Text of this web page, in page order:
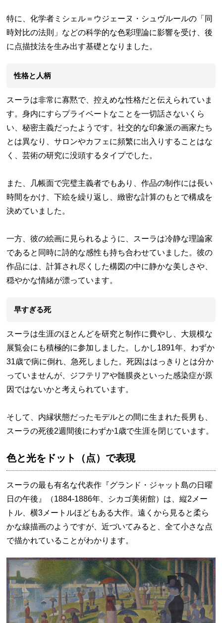
特に、化学者ミシェル＝ウジェーヌ・シュヴルールの「同
時対比の法則」などの科学的な色彩理論に影響を受け、後
に点描技法を生み出す基礎となりました。
性格と人柄
スーラは非常に寡黙で、控えめな性格だと伝えられていま
す。身内にすらプライベートなことを一切話さないくら
い、秘密主義だったようです。社交的な印象派の画家たち
とは異なり、サロンやカフェに頻繁に出入りすることはな
く、芸術の研究に没頭するタイプでした。
また、几帳面で完璧主義者でもあり、作品の制作には長い
時間をかけ、下絵を繰り返し、緻密な計算のもとで構成を
決めていました。
一方、彼の絵画に見られるように、スーラは冷静な理論家
であると同時に詩的な感性も持ち合わせていました。彼の
作品には、計算され尽くした構図の中に静かな美しさや、
穏やかな情緒が漂っています。
早すぎる死
スーラは生涯のほとんどを研究と制作に費やし、大規模な
展覧会にも積極的に参加しました。しかし1891年、わずか
31歳で病に倒れ、急死しました。死因ははっきりとは分か
っていませんが、ジフテリアや髄膜炎といった感染症が原
因ではないかと考えられています。
そして、内縁状態だったモデルとの間に生まれた長男も、
スーラの死後2週間後にわずか1歳で生涯を閉じています。
色と光をドット（点）で表現
スーラの最も有名な代表作『グランド・ジャット島の日曜
日の午後』（1884-1886年、シカゴ美術館）は、縦2メー
トル、横3メートルほどもある大作。遠くから見ると柔ら
かな線描画のようですが、近づいてみると、全て小さな点
で描かれていることがわかります。